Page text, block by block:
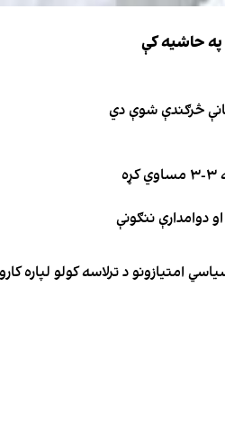
په حاشیه کې
څرګندې شوې دي
امتیازونو د ترلاسه کولو لپاره